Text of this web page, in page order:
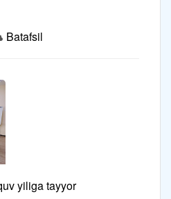
Batafsil
yiliga tayyor